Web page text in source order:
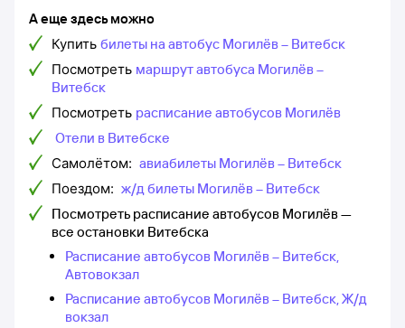
А еще здесь можно
Купить билеты на автобус Могилёв – Витебск
Посмотреть маршрут автобуса Могилёв –
Витебск
Посмотреть расписание автобусов Могилёв
Отели в Витебске
Самолётом: авиабилеты Могилёв – Витебск
Поездом: ж/д билеты Могилёв – Витебск
Посмотреть расписание автобусов Могилёв —
все остановки Витебска
Расписание автобусов Могилёв – Витебск,
Автовокзал
Расписание автобусов Могилёв – Витебск, Ж/д
вокзал